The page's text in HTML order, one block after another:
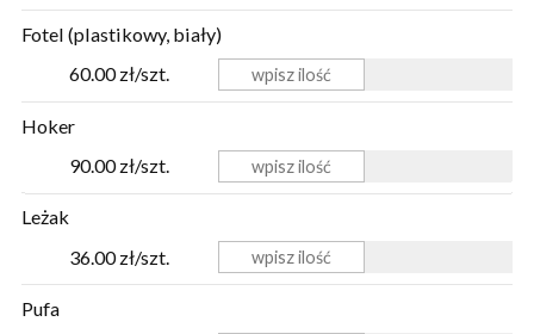
Fotel (plastikowy, biały)
60.00 zł/szt.
Hoker
90.00 zł/szt.
Leżak
36.00 zł/szt.
Pufa